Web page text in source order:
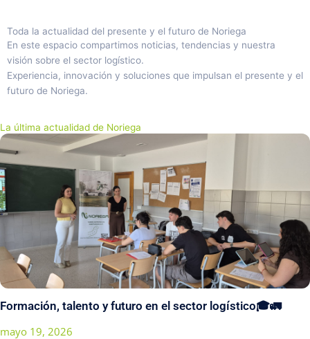
Toda la actualidad del presente y el futuro de Noriega
En este espacio compartimos noticias, tendencias y nuestra
visión sobre el sector logístico.
Experiencia, innovación y soluciones que impulsan el presente y el
futuro de Noriega.
La última actualidad de Noriega
Formación, talento y futuro en el sector logístico🎓🚛
mayo 19, 2026